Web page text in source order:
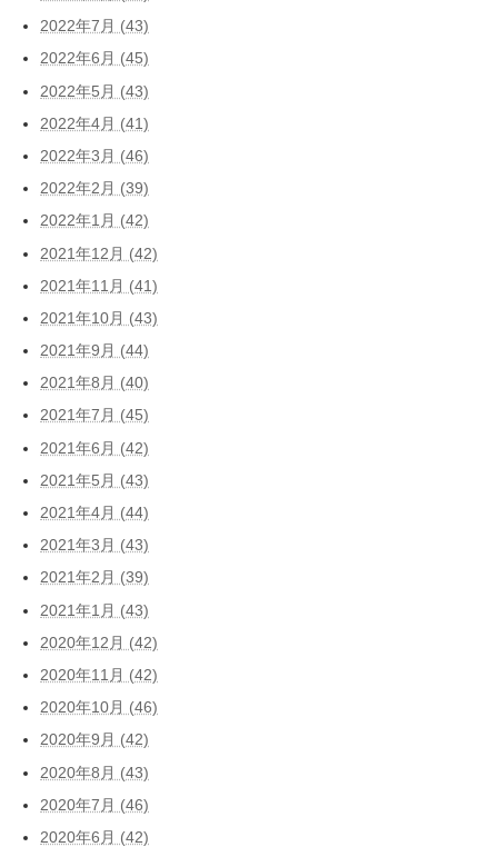
2022年7月 (43)
2022年6月 (45)
2022年5月 (43)
2022年4月 (41)
2022年3月 (46)
2022年2月 (39)
2022年1月 (42)
2021年12月 (42)
2021年11月 (41)
2021年10月 (43)
2021年9月 (44)
2021年8月 (40)
2021年7月 (45)
2021年6月 (42)
2021年5月 (43)
2021年4月 (44)
2021年3月 (43)
2021年2月 (39)
2021年1月 (43)
2020年12月 (42)
2020年11月 (42)
2020年10月 (46)
2020年9月 (42)
2020年8月 (43)
2020年7月 (46)
2020年6月 (42)